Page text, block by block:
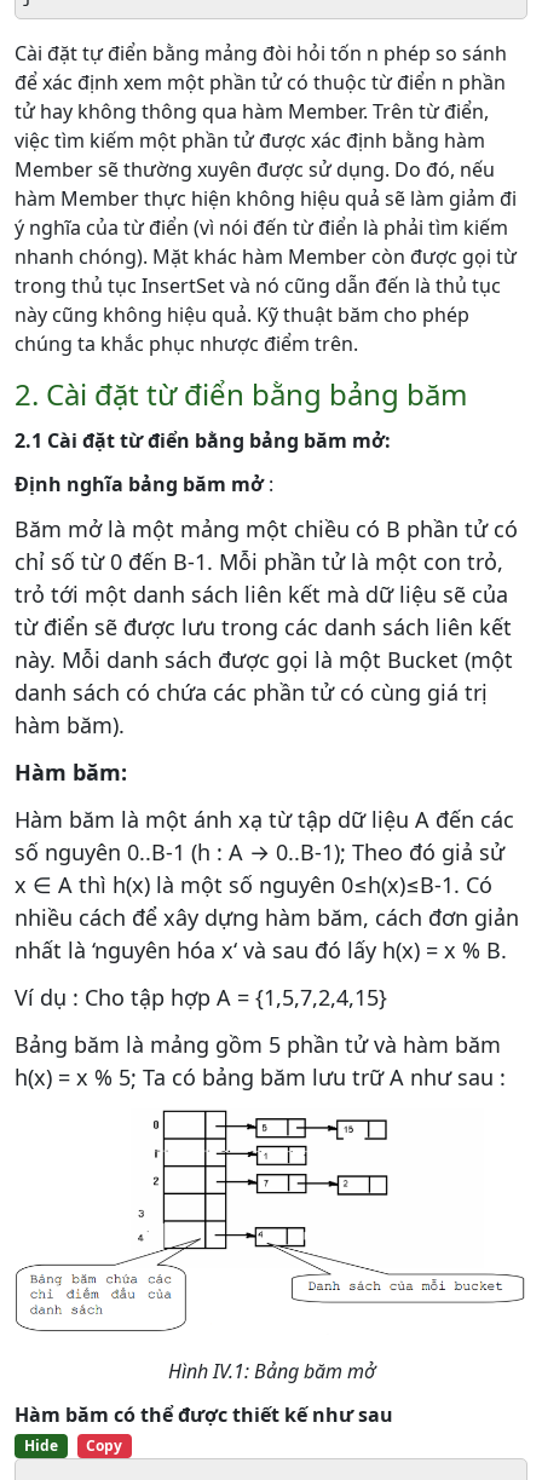
Cài đặt tự điển bằng mảng đòi hỏi tốn n phép so sánh
để xác định xem một phần tử có thuộc từ điển n phần
tử hay không thông qua hàm Member. Trên từ điển,
việc tìm kiếm một phần tử được xác định bằng hàm
Member sẽ thường xuyên được sử dụng. Do đó, nếu
hàm Member thực hiện không hiệu quả sẽ làm giảm đi
ý nghĩa của từ điển (vì nói đến từ điển là phải tìm kiếm
nhanh chóng). Mặt khác hàm Member còn được gọi từ
trong thủ tục InsertSet và nó cũng dẫn đến là thủ tục
này cũng không hiệu quả. Kỹ thuật băm cho phép
chúng ta khắc phục nhược điểm trên.
2. Cài đặt từ điển bằng bảng băm
2.1 Cài đặt từ điển bằng bảng băm mở:
Định nghĩa bảng băm mở:
Băm mở là một mảng một chiều có B phần tử có
chỉ số từ 0 đến B-1. Mỗi phần tử là một con trỏ,
trỏ tới một danh sách liên kết mà dữ liệu sẽ của
từ điển sẽ được lưu trong các danh sách liên kết
này. Mỗi danh sách được gọi là một Bucket (một
danh sách có chứa các phần tử có cùng giá trị
hàm băm).
Hàm băm:
Hàm băm là một ánh xạ từ tập dữ liệu A đến các
số nguyên 0..B-1 (h : A → 0..B-1); Theo đó giả sử
x ∈ A thì h(x) là một số nguyên 0≤h(x)≤B-1. Có
nhiều cách để xây dựng hàm băm, cách đơn giản
nhất là ‘nguyên hóa x‘ và sau đó lấy h(x) = x % B.
Ví dụ : Cho tập hợp A = {1,5,7,2,4,15}
Bảng băm là mảng gồm 5 phần tử và hàm băm
h(x) = x % 5; Ta có bảng băm lưu trữ A như sau :
Hình IV.1: Bảng băm mở
Hàm băm có thể được thiết kế như sau
Hide Copy